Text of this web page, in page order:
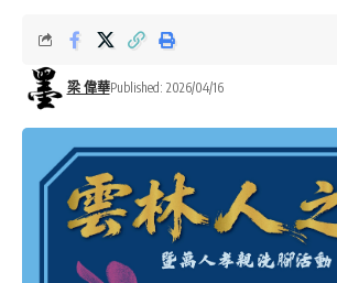
梁 偉華Published: 2026/04/16